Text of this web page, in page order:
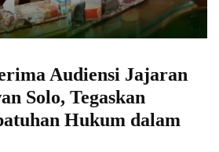
Audiensi Jajaran
Solo, Tegaskan
Hukum dalam